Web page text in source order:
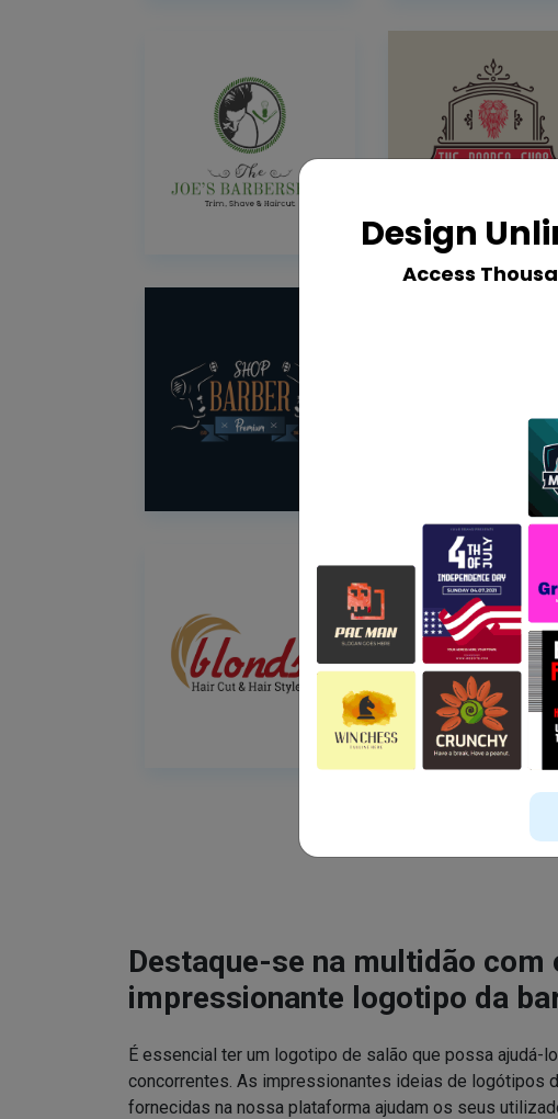
Destaque-se na multidão com
impressionante logotipo da
É essencial ter um logotipo de salão que possa ajudá-
concorrentes. As impressionantes ideias de logótipos
fornecidas na nossa plataforma ajudam os seus
Design
Access